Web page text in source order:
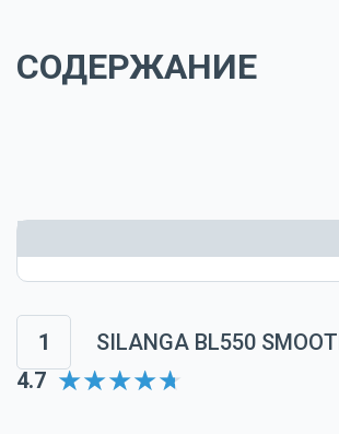
СОДЕРЖАНИЕ
1
SILANGA BL550
4.7